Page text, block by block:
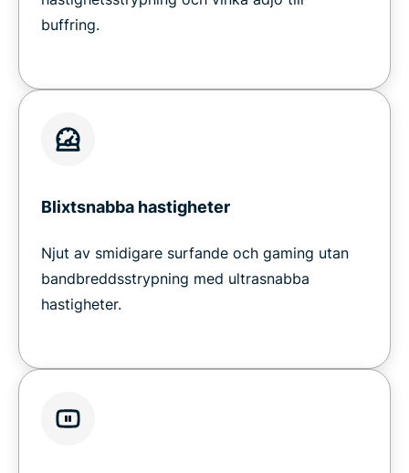
buffring.
Blixtsnabba hastigheter
Njut av smidigare surfande och gaming utan
bandbreddsstrypning med ultrasnabba
hastigheter.